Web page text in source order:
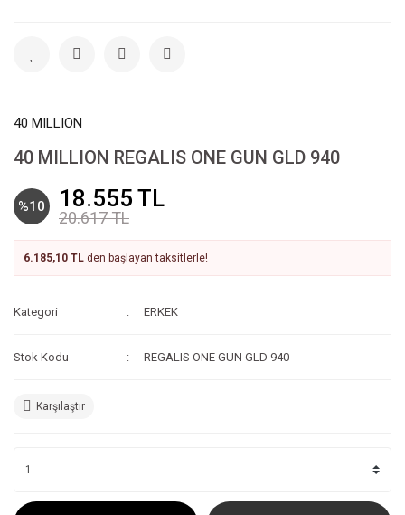
40 MILLION
40 MILLION REGALIS ONE GUN GLD 940
%10 18.555 TL
20.617 TL
6.185,10 TL den başlayan taksitlerle!
Kategori ERKEK
Stok Kodu REGALIS ONE GUN GLD 940
Karşılaştır